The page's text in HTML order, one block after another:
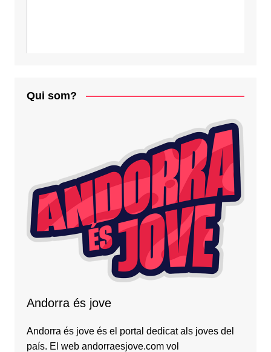
Qui som?
Andorra és jove
Andorra és jove és el portal dedicat als joves del
país. El web andorraesjove.com vol